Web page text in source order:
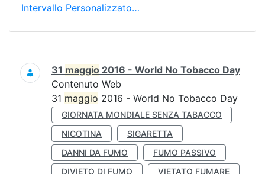
Intervallo Personalizzato…
Ricerca
31 maggio 2016 - World No Tobacco Day
Contenuto Web
31 maggio 2016 - World No Tobacco Day
GIORNATA MONDIALE SENZA TABACCO
NICOTINA
SIGARETTA
DANNI DA FUMO
FUMO PASSIVO
DIVIETO DI FUMO
VIETATO FUMARE